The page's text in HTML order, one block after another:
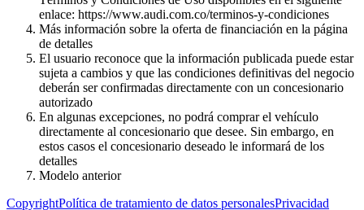
enlace: https://www.audi.com.co/terminos-y-condiciones
Más información sobre la oferta de financiación en la página
de detalles
El usuario reconoce que la información publicada puede estar
sujeta a cambios y que las condiciones definitivas del negocio
deberán ser confirmadas directamente con un concesionario
autorizado
En algunas excepciones, no podrá comprar el vehículo
directamente al concesionario que desee. Sin embargo, en
estos casos el concesionario deseado le informará de los
detalles
Modelo anterior
CopyrightPolítica de tratamiento de datos personalesPrivacidad